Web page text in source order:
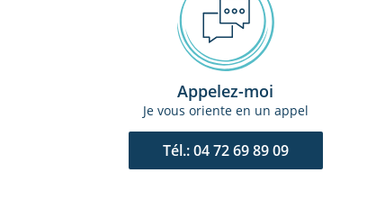
Appelez-moi
Je vous oriente en un appel
Tél.: 04 72 69 89 09